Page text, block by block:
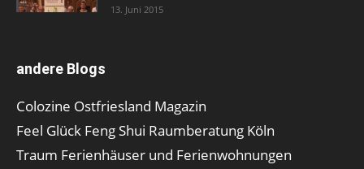
13. Juni 2015
andere Blogs
Colozine Ostfriesland Magazin
Feel Glück Feng Shui Raumberatung Köln
Traum Ferienhäuser und Ferienwohnungen